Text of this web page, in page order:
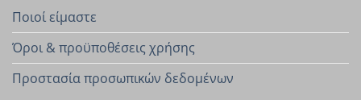
Ποιοί είμαστε
Όροι & προϋποθέσεις χρήσης
Προστασία προσωπικών δεδομένων